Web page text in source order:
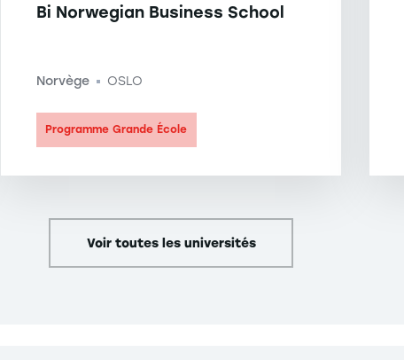
Bi Norwegian Business School
Norvège -OSLO
Programme Grande École
Voir toutes les universités